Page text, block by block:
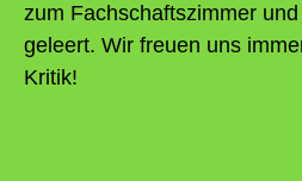
zum Fachschaftszimmer
geleert. Wir freuen uns
Kritik!